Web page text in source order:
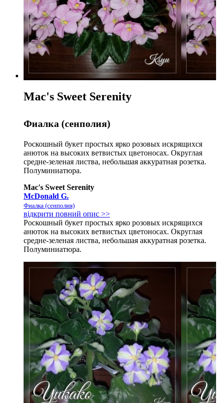
Mac's Sweet Serenity
Фиалка (сенполия)
Роскошный букет простых ярко розовых искрящихся
анюток на высоких ветвистых цветоносах. Округлая
средне-зеленая листва, небольшая аккуратная розетка.
Полуминиатюра.
Mac's Sweet Serenity
McDonald G.
Фиалка (сенполия)
відкрити повний опис >>
Роскошный букет простых ярко розовых искрящихся
анюток на высоких ветвистых цветоносах. Округлая
средне-зеленая листва, небольшая аккуратная розетка.
Полуминиатюра.